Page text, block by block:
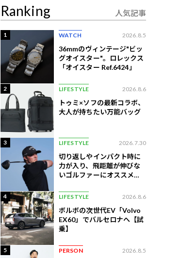
Ranking 人気記事
1 WATCH 2026.8.5
36mmのヴィンテージ"ビッ
グオイスター"。ロレックス
「オイスター Ref.6424」
2 LIFESTYLE 2026.8.6
トゥミ×ソフの最新コラボ、
大人が持ちたい万能バッグ
3 LIFESTYLE 2026.7.30
切り返しやインパクト時に
力が入り、飛距離が伸びな
いゴルファーにオススメの
4 LIFESTYLE 2026.8.6
ボルボの次世代EV「Volvo
EX60」でバルセロナへ【試
乗】
5 PERSON 2026.8.5